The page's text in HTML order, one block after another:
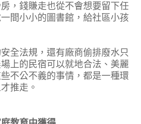
，錢賺走也從不會想要留下任
間小小的圖書館，給社區小孩
全法規，還有廠商偷排廢水只
上的民宿可以就地合法、美麗
不公不義的事情，都是一種環
推走。